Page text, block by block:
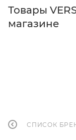
Товары
магазине
СПИСОК